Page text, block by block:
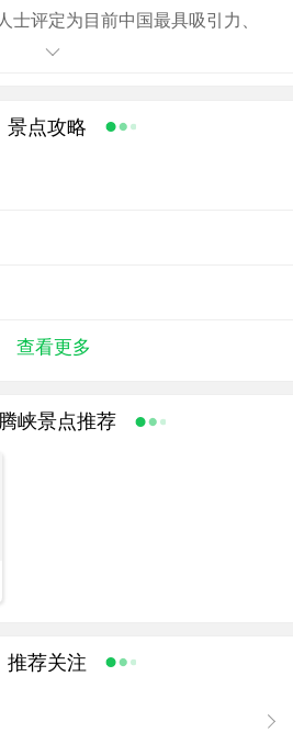
士评定为目前中国最具吸引力、
流，得到各旅游同行及广大游客
峡杯”国际漂流大赛；同年被评为
年11月，被批准为国家AAAA级
正在兴建并于2008年6月对外开放
出。景区计划投资三亿多资金，
合生态旅游区。
十足的海浪池，极富挑战性的摩天
人保健水疗养生区及为喜爱健身
泳池，按摩池和跳水池等项目于
常举办狂欢活动和精彩的表演活
起，这一项目在新加坡、德国、
山车，却又别有一番滋味，使人
景点攻略
查看更多
峡景点推荐
推荐关注